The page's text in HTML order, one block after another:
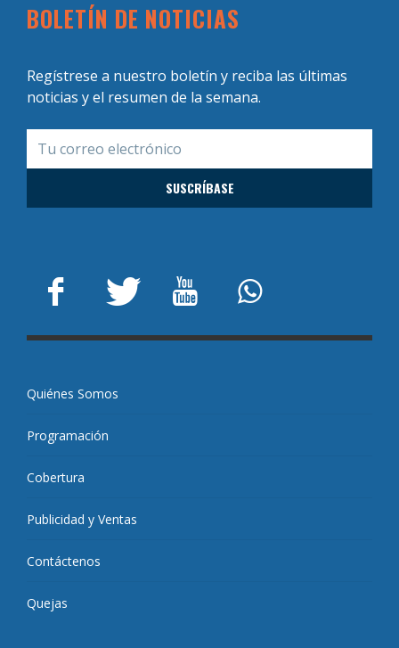
BOLETÍN DE NOTICIAS
Regístrese a nuestro boletín y reciba las últimas
noticias y el resumen de la semana.
Quiénes Somos
Programación
Cobertura
Publicidad y Ventas
Contáctenos
Quejas